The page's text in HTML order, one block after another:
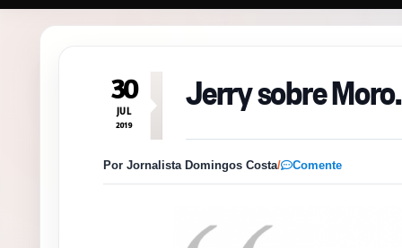
30
JUL
2019
Jerry sobre
Por Jornalista Domingos Costa/ Comente